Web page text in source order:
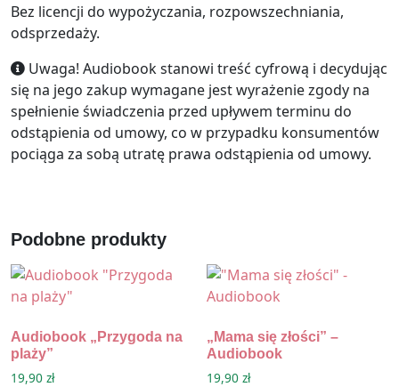
Bez licencji do wypożyczania, rozpowszechniania,
odsprzedaży.
Uwaga! Audiobook stanowi treść cyfrową i decydując
się na jego zakup wymagane jest wyrażenie zgody na
spełnienie świadczenia przed upływem terminu do
odstąpienia od umowy, co w przypadku konsumentów
pociąga za sobą utratę prawa odstąpienia od umowy.
Podobne produkty
Audiobook „Przygoda na
plaży”
19,90 zł
„Mama się złości” –
Audiobook
19,90zł